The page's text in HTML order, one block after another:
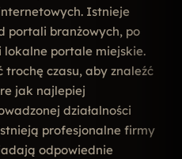
Istnieje
portali branżowych, po
portale miejskie.
trochę czasu, aby znaleźć
jak najlepiej
działalności
profesjonalne firmy
odpowiednie